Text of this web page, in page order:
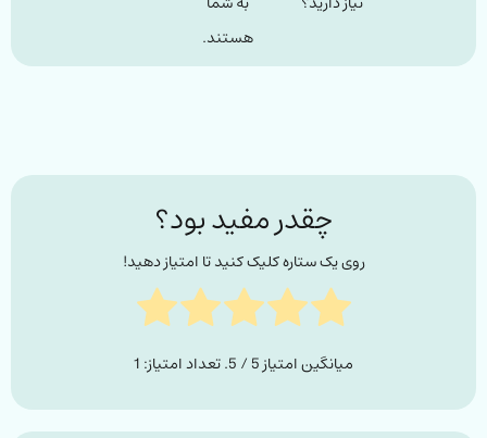
هستند.
چقدر مفید بود؟
روی یک ستاره کلیک کنید تا امتیاز دهید!
میانگین امتیاز5 / 5. تعداد امتیاز: 1